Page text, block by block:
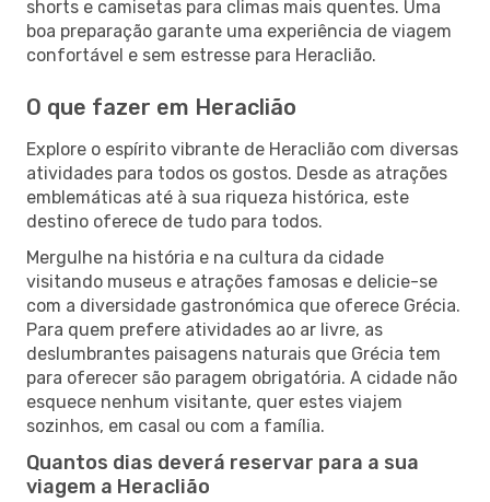
shorts e camisetas para climas mais quentes. Uma
boa preparação garante uma experiência de viagem
confortável e sem estresse para Heraclião.
O que fazer em Heraclião
Explore o espírito vibrante de Heraclião com diversas
atividades para todos os gostos. Desde as atrações
emblemáticas até à sua riqueza histórica, este
destino oferece de tudo para todos.
Mergulhe na história e na cultura da cidade
visitando museus e atrações famosas e delicie-se
com a diversidade gastronómica que oferece Grécia.
Para quem prefere atividades ao ar livre, as
deslumbrantes paisagens naturais que Grécia tem
para oferecer são paragem obrigatória. A cidade não
esquece nenhum visitante, quer estes viajem
sozinhos, em casal ou com a família.
Quantos dias deverá reservar para a sua
viagem a Heraclião